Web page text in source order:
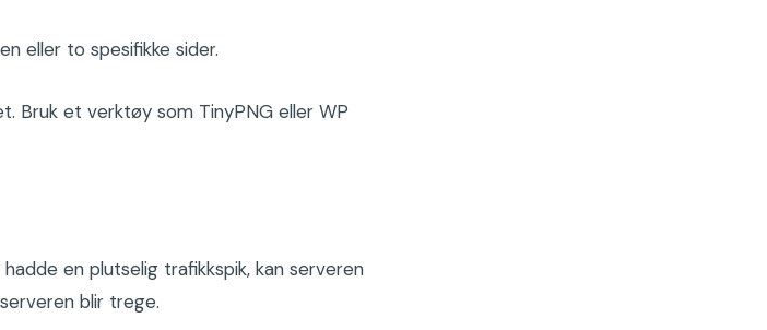
eller to spesifikke sider.
Bruk et verktøy som TinyPNG eller WP
en plutselig trafikk­spik, kan serveren
blir trege.